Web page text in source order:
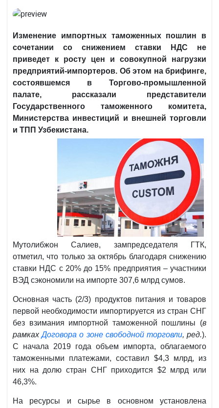
Изменение импортных таможенных пошлин в
сочетании со снижением ставки НДС не
приведет к росту цен и совокупной нагрузки
предприятий-импортеров. Об этом на брифинге,
состоявшемся в Торгово-промышленной
палате, рассказали представители
Государственного таможенного комитета,
Министерства инвестиций и внешней торговли
и ТПП Узбекистана.
Мутолибжон Салиев, зампредседателя ГТК,
отметил, что только за октябрь благодаря снижению
ставки НДС с 20% до 15% предприятия – участники
ВЭД сэкономили на импорте 307,6 млрд сумов.
Основная часть (2/3) продуктов питания и товаров
первой необходимости импортируется из стран СНГ
без взимания импортной таможенной пошлины (в
рамкахДоговора о зоне свободной торговли, ред.).
С начала 2019 года объем импорта, облагаемого
таможенными платежами, составил $4,3 млрд, из
них на долю стран СНГ приходится $2 млрд или
46,3%.
На ресурсы и сырье в основном установлена